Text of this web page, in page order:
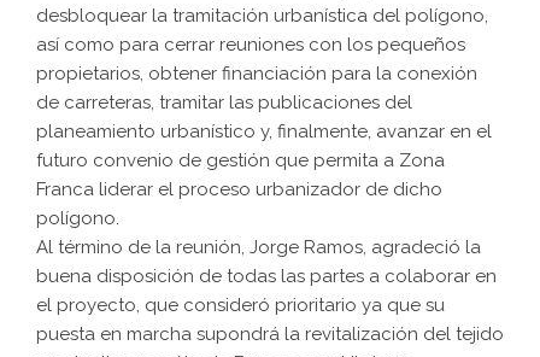
desbloquear la tramitación urbanística del polígono,
así como para cerrar reuniones con los pequeños
propietarios, obtener financiación para la conexión
de carreteras, tramitar las publicaciones del
planeamiento urbanístico y, finalmente, avanzar en el
futuro convenio de gestión que permita a Zona
Franca liderar el proceso urbanizador de dicho
polígono.
Al término de la reunión, Jorge Ramos, agradeció la
buena disposición de todas las partes a colaborar en
el proyecto, que consideró prioritario ya que su
puesta en marcha supondrá la revitalización del tejido